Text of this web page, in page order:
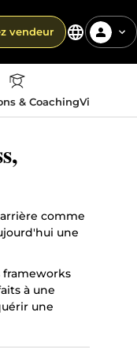
vendeur
& CoachingVie
comme
une
frameworks
à une
une
📝,